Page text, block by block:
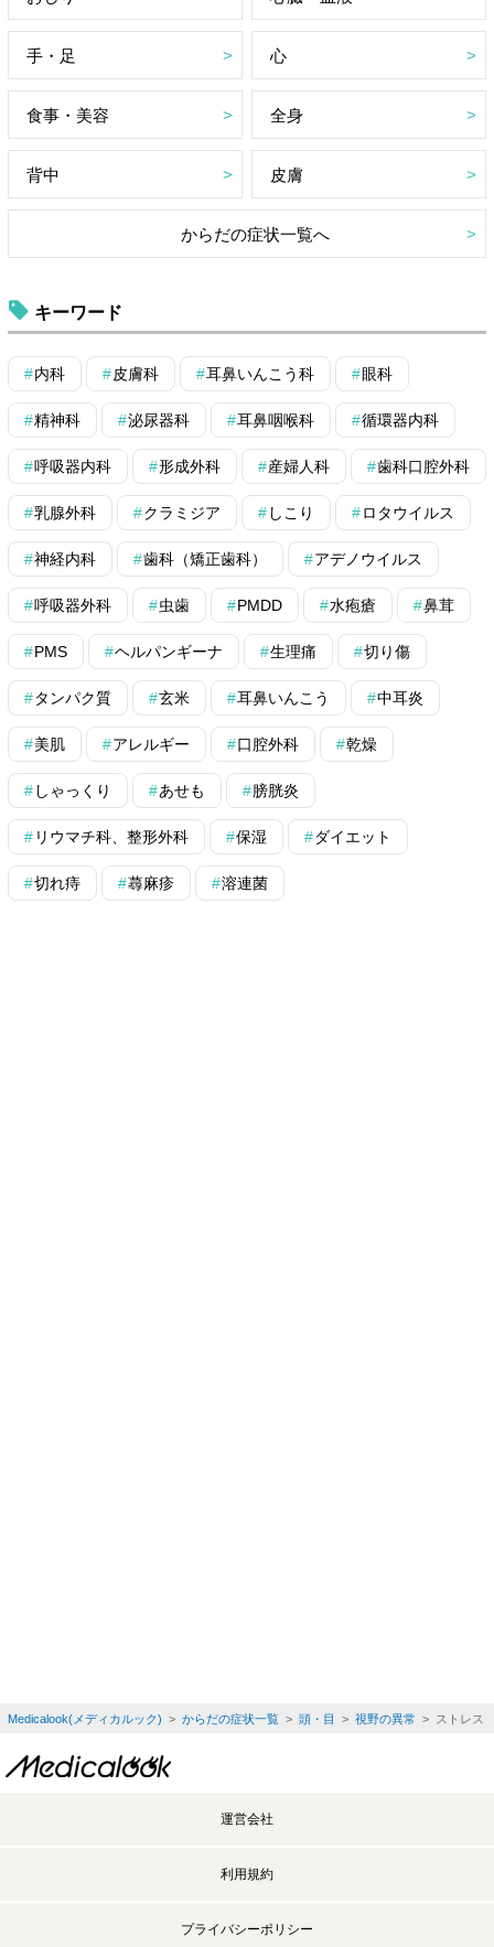
手・足 心
食事・美容 全身
背中 皮膚
からだの症状一覧へ
キーワード
内科 皮膚科 耳鼻いんこう科 眼科
精神科 泌尿器科 耳鼻咽喉科 循環器内科
呼吸器内科 形成外科 産婦人科 歯科口腔外科
乳腺外科 クラミジア しこり ロタウイルス
神経内科 歯科（矯正歯科） アデノウイルス
呼吸器外科 虫歯 PMDD 水疱瘡 鼻茸
PMS ヘルパンギーナ 生理痛 切り傷
タンパク質 玄米 耳鼻いんこう 中耳炎
美肌 アレルギー 口腔外科 乾燥
しゃっくり あせも 膀胱炎
リウマチ科、整形外科 保湿 ダイエット
切れ痔 蕁麻疹 溶連菌
Medicalook(メディカルック) > からだの症状一覧> 頭・目 > 視野の異常 > ストレス
運営会社
利用規約
プライバシーポリシー